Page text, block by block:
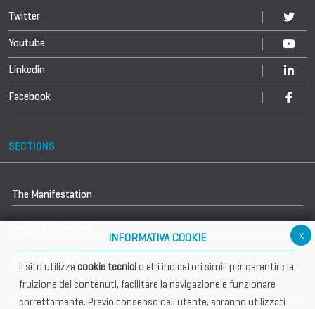
Twitter
Youtube
Linkedin
Facebook
SECTIONS
The Manifestation
Exhibitors
x
INFORMATIVA COOKIE
Il sito utilizza cookie tecnicio alti indicatori simili per garantire la
fruizione dei contenuti, facilitare la navigazione e funzionare
correttamente. Previo consenso dell'utente, saranno utilizzati